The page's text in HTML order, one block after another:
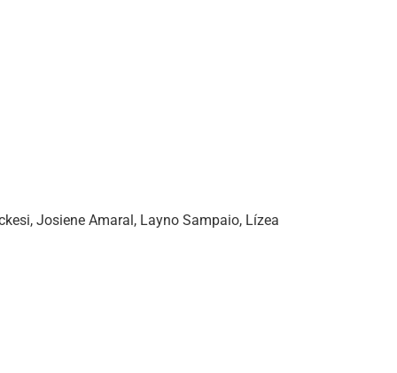
Josiene Amaral, Layno Sampaio, Lízea